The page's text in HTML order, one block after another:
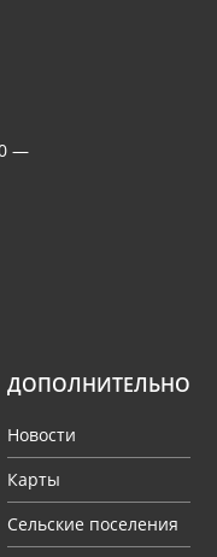
—
ДОПОЛНИТЕЛЬНО
Новости
Карты
Сельские поселения